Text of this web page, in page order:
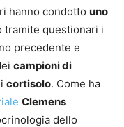
hanno condotto uno
tramite questionari i
precedente e
campioni di
cortisolo. Come ha
Clemens
dello